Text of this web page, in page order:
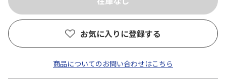
お気に入りに登録する
商品についてのお問い合わせはこちら